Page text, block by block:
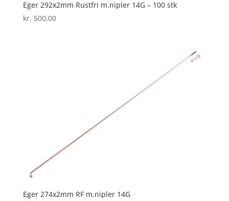
Eger 292x2mm Rustfri m.nipler 14G – 100 stk
kr. 500,00
Eger 274x2mm RF m.nipler 14G